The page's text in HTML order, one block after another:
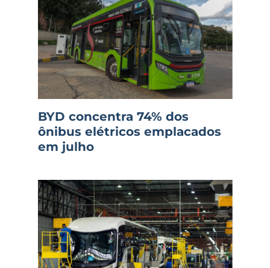
BYD concentra 74% dos
ônibus elétricos emplacados
em julho